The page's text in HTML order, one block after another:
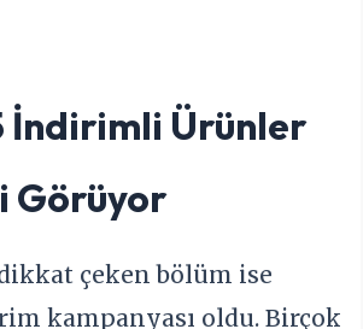
İndirimli Ürünler
Görüyor
çeken bölüm ise
kampanyası oldu. Birçok